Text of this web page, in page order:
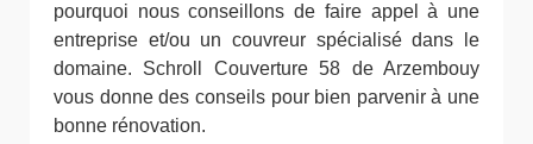
pourquoi nous conseillons de faire appel à une
entreprise et/ou un couvreur spécialisé dans le
domaine. Schroll Couverture 58 de Arzembouy
vous donne des conseils pour bien parvenir à une
bonne rénovation.